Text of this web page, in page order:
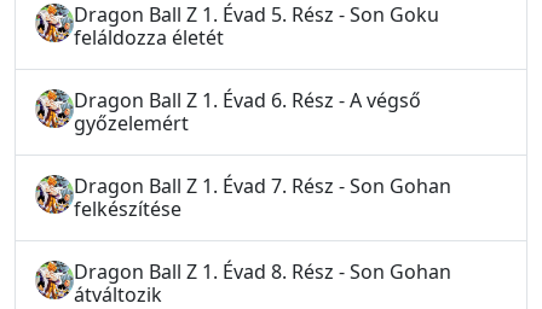
Dragon Ball Z 1. Évad 5. Rész - Son Goku
feláldozza életét
Dragon Ball Z 1. Évad 6. Rész - A végső
győzelemért
Dragon Ball Z 1. Évad 7. Rész - Son Gohan
felkészítése
Dragon Ball Z 1. Évad 8. Rész - Son Gohan
átváltozik